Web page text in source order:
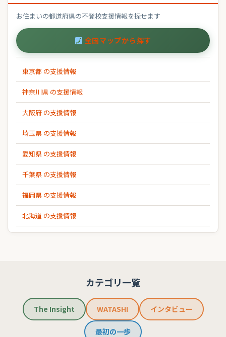
お住まいの都道府県の不登校支援情報を探せます
全国マップから探す
東京都 の支援情報
神奈川県 の支援情報
大阪府 の支援情報
埼玉県 の支援情報
愛知県 の支援情報
千葉県 の支援情報
福岡県 の支援情報
北海道 の支援情報
カテゴリ一覧
The Insight WATASHI インタビュー
最初の一歩